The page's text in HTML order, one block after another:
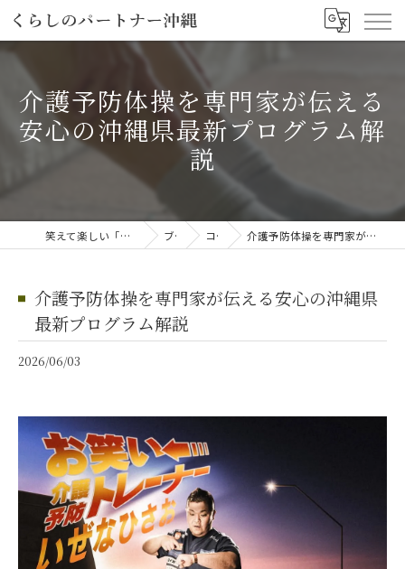
介護予防体操を専門家が伝える
安心の沖縄県最新プログラム解
説
笑えて楽しい「笑える介護予防体操教室」 ブログ コラム 介護予防体操を専門家が伝える安心の沖縄県最新プログラム解説
介護予防体操を専門家が伝える安心の沖縄県
最新プログラム解説
2026/06/03